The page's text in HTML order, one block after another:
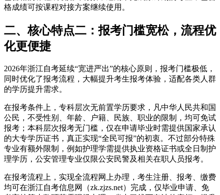
格成绩可按课程对接方案继续使用。
二、核心特点二：报考门槛宽松，流程优
化更便捷
2026年浙江自考延续“宽进严出”的核心原则，报考门槛极低，
同时优化了报考流程，大幅提升考生报考体验，适配各类人群
的学历提升需求。
在报考条件上，专科层次无前置学历要求，凡中华人民共和国
公民，不受性别、年龄、户籍、民族、职业的限制，均可免试
报考；本科层次报考无门槛，仅在申请毕业时需提供国家承认
的大专学历证书，真正实现“全民可报”的初衷。不过部分特殊
专业有额外限制，例如护理学需提供执业资格证书或全日制护
理学历，公安管理专业仅限公安民警及相关在职人员报考。
在报考流程上，实现全流程网上办理，考生注册、报考、缴费
均可在浙江自考信息网（zk.zjzs.net）完成，仅毕业申请、免